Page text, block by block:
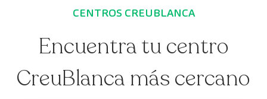
CENTROS CREUBLANCA
Encuentra tu centro
CreuBlanca más cercano